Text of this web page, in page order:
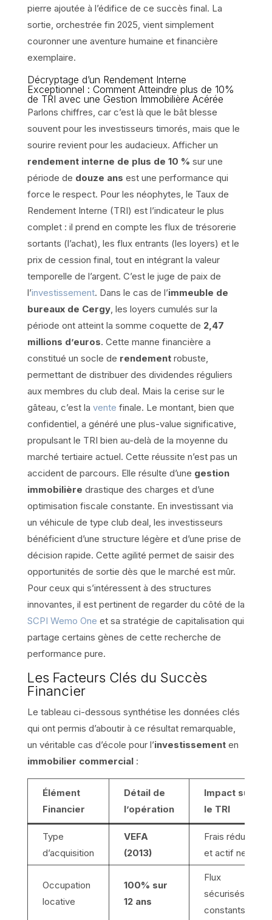
pierre ajoutée à l’édifice de ce succès final. La
sortie, orchestrée fin 2025, vient simplement
couronner une aventure humaine et financière
exemplaire.
Décryptage d’un Rendement Interne
Exceptionnel : Comment Atteindre plus de 10%
de TRI avec une Gestion Immobilière Acérée
Parlons chiffres, car c’est là que le bât blesse
souvent pour les investisseurs timorés, mais que le
sourire revient pour les audacieux. Afficher un
rendement interne de plus de 10 % sur une
période de douze ans est une performance qui
force le respect. Pour les néophytes, le Taux de
Rendement Interne (TRI) est l’indicateur le plus
complet : il prend en compte les flux de trésorerie
sortants (l’achat), les flux entrants (les loyers) et le
prix de cession final, tout en intégrant la valeur
temporelle de l’argent. C’est le juge de paix de
l’investissement. Dans le cas de l’immeuble de
bureaux de Cergy, les loyers cumulés sur la
période ont atteint la somme coquette de 2,47
millions d’euros. Cette manne financière a
constitué un socle de rendementrobuste,
permettant de distribuer des dividendes réguliers
aux membres du club deal. Mais la cerise sur le
gâteau, c’est la vente finale. Le montant, bien que
confidentiel, a généré une plus-value significative,
propulsant le TRI bien au-delà de la moyenne du
marché tertiaire actuel. Cette réussite n’est pas un
accident de parcours. Elle résulte d’une gestion
immobilière drastique des charges et d’une
optimisation fiscale constante. En investissant via
un véhicule de type club deal, les investisseurs
bénéficient d’une structure légère et d’une prise de
décision rapide. Cette agilité permet de saisir des
opportunités de sortie dès que le marché est mûr.
Pour ceux qui s’intéressent à des structures
innovantes, il est pertinent de regarder du côté de la
SCPI Wemo One et sa stratégie de capitalisation qui
partage certains gènes de cette recherche de
performance pure.
Les Facteurs Clés du Succès
Financier
Le tableau ci-dessous synthétise les données clés
qui ont permis d’aboutir à ce résultat remarquable,
un véritable cas d’école pour l’investissementen
immobilier commercial:
Élément
Financier
Détail de
l’opération
Impact sur
le TRI
Type
d’acquisition
VEFA
(2013)
Frais réduits
et actif neuf
Occupation
locative
100% sur
12 ans
Flux
sécurisés et
constants